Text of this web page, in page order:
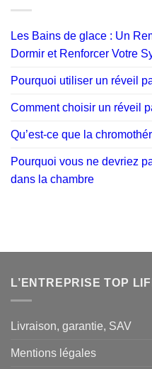
Les Bains de glace : Un
Dormir et Renforcer Votre
Pourquoi utiliser un réveil
Comment choisir un réveil
Qu’est-ce que la
Pourquoi vous ne devriez
dans la chambre
L’ENTREPRISE TOP
Livraison, garantie, SAV
Mentions légales